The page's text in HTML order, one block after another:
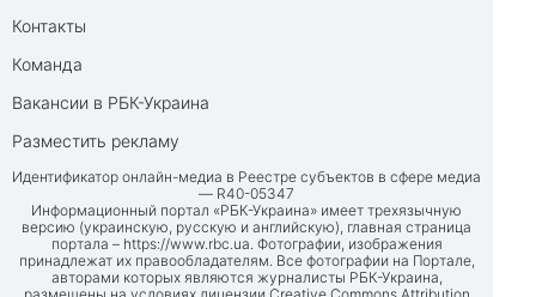
Контакты
Команда
Вакансии в РБК-Украина
Разместить рекламу
Идентификатор онлайн-медиа в Реестре субъектов в сфере медиа
— R40-05347
Информационный портал «РБК-Украина» имеет трехязычную
версию (украинскую, русскую и английскую), главная страница
портала – https://www.rbc.ua. Фотографии, изображения
принадлежат их правообладателям. Все фотографии на Портале,
авторами которых являются журналисты РБК-Украина,